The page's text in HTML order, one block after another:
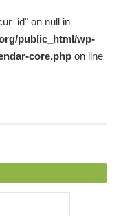
on null in
public_html/wp-
core.php on line